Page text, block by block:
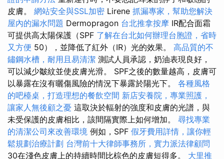
皮膚。 網站安全與SSL加密 Lirene 抓漏專家，幫助您解決
屋內的漏水問題 Dermopragon 台北推拿按摩 IR配合面霜
可提供高太陽保護（SPF 了解在台北如何辦理台胞證，省時
又方便 50），並降低了紅外（IR）光的效果。 高品質的不
鏽鋼水槽，耐用且易清潔 測試人員承認，奶油表現良好，
可以減少皺紋並使皮膚光滑。 SPF之後的數量越高，皮膚可
以暴露在沒有曬傷風險的情況下暴露於陽光下。 各種風格
的吧檯桌，打造理想的餐飲空間 新店安養院，專業照護，
讓家人無後顧之憂 這取決於輻射的強度和皮膚的光譜，與
未受保護的皮膚相比，該間隔實際上如何增加。 尋找專業
的清潔公司來改善環境 例如，SPF 假牙費用詳情，讓你輕
鬆規劃治療計劃 台灣前十大律師事務所，實力派法律顧問
30在淺色皮膚上的持續時間比棕色的皮膚短得多。 大里推